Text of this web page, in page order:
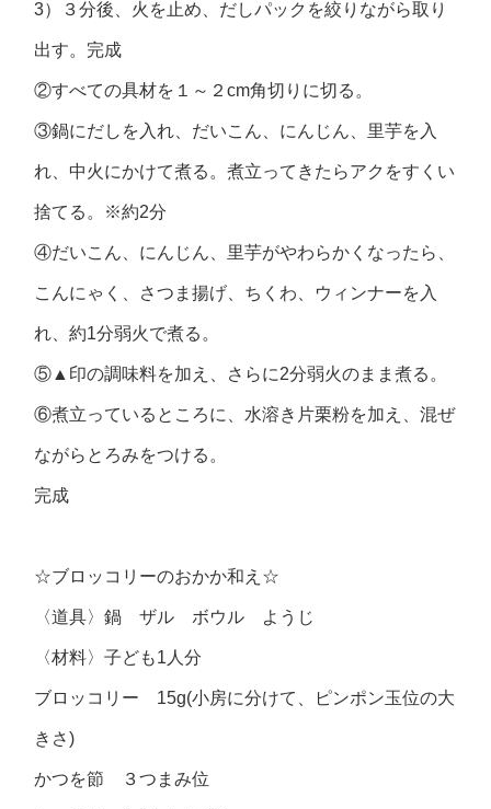
3）３分後、火を止め、だしパックを絞りながら取り
出す。完成
②すべての具材を１～２cm角切りに切る。
③鍋にだしを入れ、だいこん、にんじん、里芋を入
れ、中火にかけて煮る。煮立ってきたらアクをすくい
捨てる。※約2分
④だいこん、にんじん、里芋がやわらかくなったら、
こんにゃく、さつま揚げ、ちくわ、ウィンナーを入
れ、約1分弱火で煮る。
⑤▲印の調味料を加え、さらに2分弱火のまま煮る。
⑥煮立っているところに、水溶き片栗粉を加え、混ぜ
ながらとろみをつける。
完成
☆ブロッコリーのおかか和え☆
〈道具〉鍋 ザル ボウル ようじ
〈材料〉子ども1人分
ブロッコリー 15g(小房に分けて、ピンポン玉位の大
きさ)
かつを節 ３つまみ位